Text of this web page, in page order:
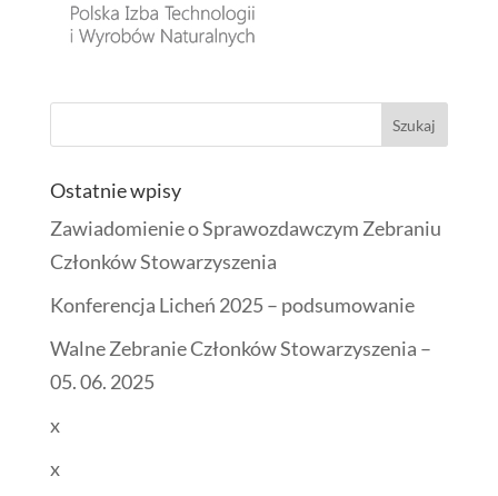
Ostatnie wpisy
Zawiadomienie o Sprawozdawczym Zebraniu
Członków Stowarzyszenia
Konferencja Licheń 2025 – podsumowanie
Walne Zebranie Członków Stowarzyszenia –
05. 06. 2025
x
x